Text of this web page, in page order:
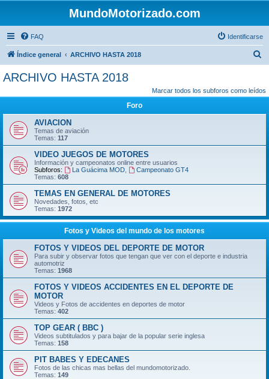
MundoMotorizado.com
FAQ Identificarse
Índice general ARCHIVO HASTA 2018
c
ARCHIVO HASTA 2018
Marcar todos los subforos como leídos
Foro
AVIACION
Temas de aviación
Temas: 117
VIDEO JUEGOS DE MOTORES
Información y campeonatos online entre usuarios
Subforos:
La Guácima MOD,
Campeonato GT4
Temas: 608
TEMAS EN GENERAL DE MOTORES
Novedades, fotos, etc
Temas: 1972
Fotos y Videos del mundo de los motores
FOTOS Y VIDEOS DEL DEPORTE DE MOTOR
Para subir y observar fotos que tengan que ver con el deporte e industria
automotriz
Temas: 1968
FOTOS Y VIDEOS ACCIDENTES EN EL DEPORTE DE
MOTOR
Videos y Fotos de accidentes en deportes de motor
Temas: 402
TOP GEAR ( BBC )
Videos subtitulados y para bajar de la popular serie inglesa
Temas: 158
PIT BABES Y EDECANES
Fotos de las chicas mas bellas del mundomotorizado.
Temas: 149